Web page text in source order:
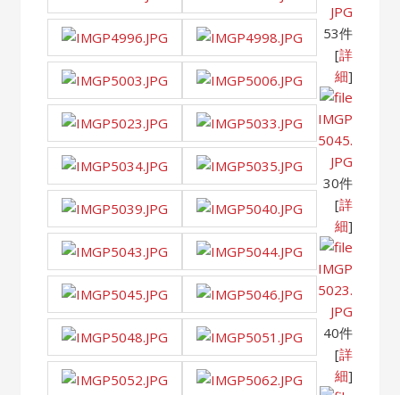
JPG
53件
[詳
細]
IMGP
5045.
JPG
30件
[詳
細]
IMGP
5023.
JPG
40件
[詳
細]